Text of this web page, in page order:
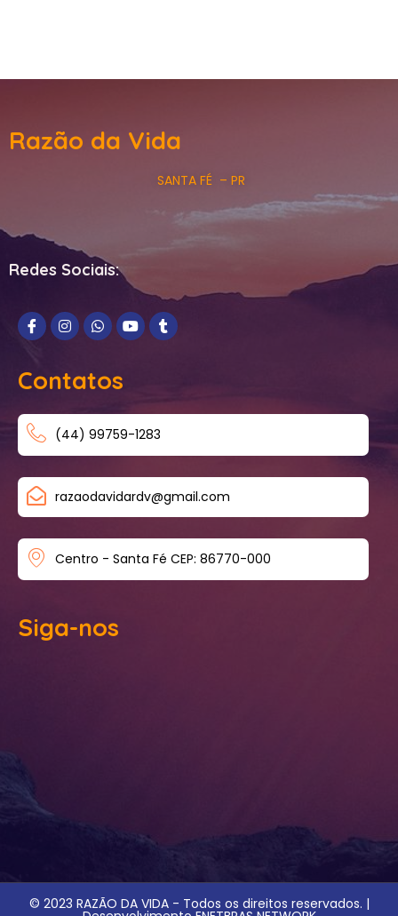
Razão da Vida
SANTA FÉ – PR
Redes Sociais:
Contatos
(44) 99759-1283
razaodavidardv@gmail.com
Centro - Santa Fé CEP: 86770-000
Siga-nos
© 2023 RAZÃO DA VIDA - Todos os direitos reservados. |